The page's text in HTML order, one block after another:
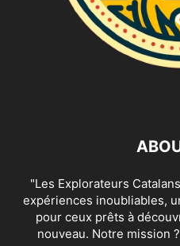
"Les Explorateurs
expériences inoubliables,
pour ceux prêts à
nouveau. Notre mission